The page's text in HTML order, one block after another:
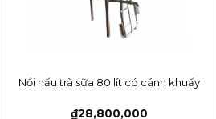
Nồi nấu trà sữa 80 lít có cánh khuấy
₫28,800,000